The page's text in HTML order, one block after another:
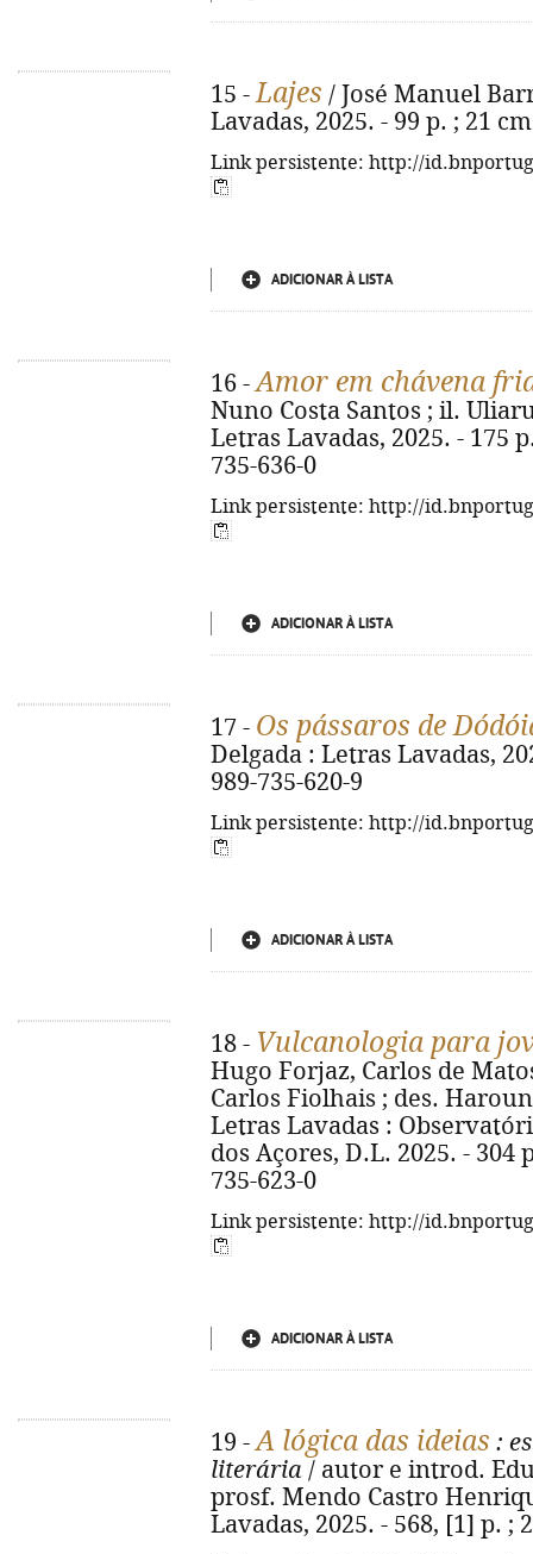
15 -Lajes / José Manuel
Lavadas, 2025. - 99 p. ; 21
Link persistente: http://
ADICIONAR À LISTA
16 -Amor em chávena
Nuno Costa Santos ; il.
Letras Lavadas, 2025. - 175
735-636-0
Link persistente: http://
ADICIONAR À LISTA
17 - Os pássaros de
Delgada : Letras Lavadas,
989-735-620-9
Link persistente: http://
ADICIONAR À LISTA
18 - Vulcanologia para
Hugo Forjaz, Carlos de
Carlos Fiolhais ; des.
Letras Lavadas :
dos Açores, D.L. 2025. - 304
735-623-0
Link persistente: http://
ADICIONAR À LISTA
19 -A lógica das ideias :
literária / autor e introd.
prosf. Mendo Castro
Lavadas, 2025. - 568, [1] p. ;